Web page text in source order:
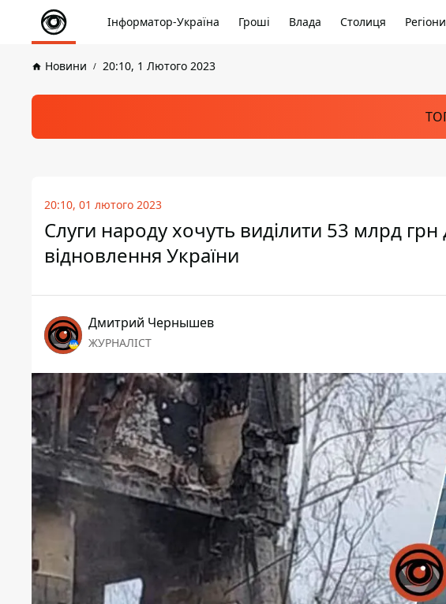
Інформатор-Україна Гроші Влада Столиця Регіони
Новини 20:10, 1 Лютого 2023
20:10, 01 лютого 2023
Слуги народу хочуть виділити 53 млрд грн
відновлення України
Дмитрий Чернышев
ЖУРНАЛІСТ